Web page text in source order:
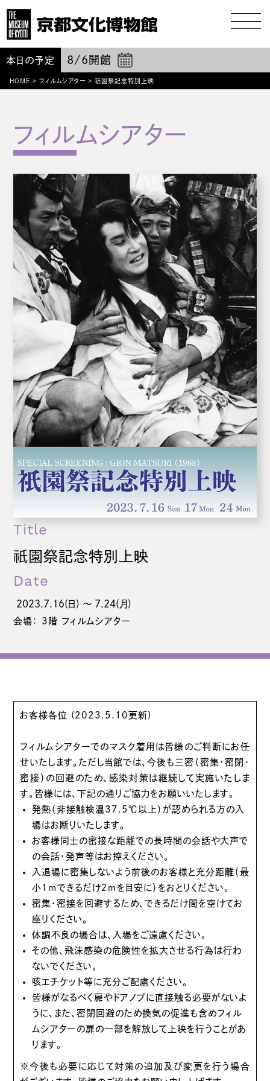
本日の予定 8/6 開館
HOME > フィルムシアター > 祇園祭記念特別上映
Title
祇園祭記念特別上映
Date
2023.7.16(日) 〜 7.24(月)
会場： 3階 フィルムシアター
お客様各位 (2023.5.10更新)
フィルムシアターでのマスク着用は皆様のご判断にお任
せいたします。ただし当館では、今後も三密（密集・密閉・
密接）の回避のため、感染対策は継続して実施いたしま
す。皆様には、下記の通りご協力をお願いいたします。
発熱（非接触検温37.5℃以上）が認められる方の入
場はお断りいたします。
お客様同士の密接な距離での長時間の会話や大声で
の会話・発声等はお控えください。
入退場に密集しないよう前後のお客様と充分距離（最
小１ｍできるだけ２ｍを目安に）をおとりください。
密集・密接を回避するため、できるだけ間を空けてお
座りください。
体調不良の場合は、入場をご遠慮ください。
その他、飛沫感染の危険性を拡大させる行為は行わ
ないでください。
咳エチケット等に充分ご配慮ください。
皆様がなるべく扉やドアノブに直接触る必要がないよ
うに、また、密閉回避のため換気の促進も含めフィル
ムシアターの扉の一部を解放して上映を行うことがあ
ります。
※今後も必要に応じて対策の追加及び変更を行う場合